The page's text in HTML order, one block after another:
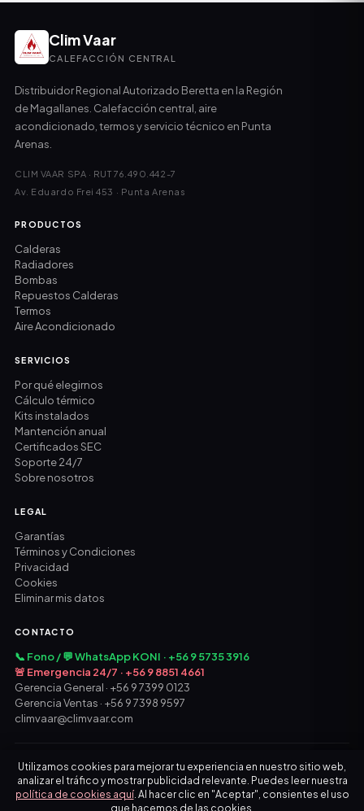
Clim Vaar
CALEFACCIÓN CENTRAL
Distribuidor Regional Autorizado Beretta en la Región
de Magallanes. Calefacción central, aire
acondicionado, termos y servicio técnico en Punta
Arenas.
CLIM VAAR SPA · RUT 76.490.442-7
Av. Eduardo Frei 453 · Punta Arenas
PRODUCTOS
Calderas
Radiadores
Bombas
Repuestos Calderas
Termos
Aire Acondicionado
SERVICIOS
Por qué elegirnos
Cálculo térmico
Kits instalados
Mantención anual
Certificados SEC
Soporte 24/7
Sobre nosotros
LEGAL
Garantías
Términos y Condiciones
Privacidad
Cookies
Eliminar mis datos
CONTACTO
📞 Fono / 💬 WhatsApp KONI · +56 9 5735 3916
🚨 Emergencia 24/7 · +56 9 8851 4661
Gerencia General · +56 9 7399 0123
Gerencia Ventas · +56 9 7398 9597
climvaar@climvaar.com
Utilizamos cookies para mejorar tu experiencia en nuestro sitio web,
analizar el tráfico y mostrar publicidad relevante. Puedes leer nuestra
política de cookies aquí. Al hacer clic en "Aceptar", consientes el uso
que hacemos de las cookies.